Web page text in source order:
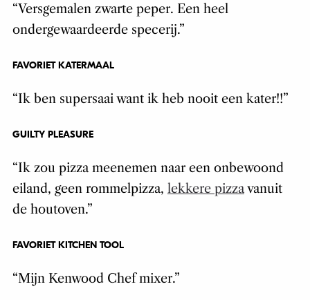
“Versgemalen zwarte peper. Een heel
ondergewaardeerde specerij.”
FAVORIET KATERMAAL
“Ik ben supersaai want ik heb nooit een kater!!”
GUILTY PLEASURE
“Ik zou pizza meenemen naar een onbewoond
eiland, geen rommelpizza, lekkere pizzavanuit
de houtoven.”
FAVORIET KITCHEN TOOL
“Mijn Kenwood Chef mixer.”